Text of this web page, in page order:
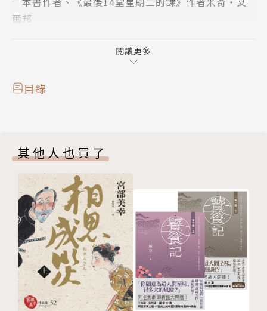
爾邦
《擁抱的溫度》故事背景設在美國密西根州的小鎮，描
述住在同一街區、四個家庭的生活。當前所未聞的新病
毒在美國蔓延開來，這個曾經友好的街坊開始出現裂
間掙扎；華裔美國夫妻突然受到了排擠。當中，有個特
象，也是危機解除的關鍵，他卻在某天突然消失無
蹤……
作者介紹
米奇‧艾爾邦（Mitch Albom）
國際知名的暢銷作家，被時代雜誌稱作「通俗文學界的
貝比‧魯斯」，每一出手，總能轟出全壘打。米奇的每
本著作都登上紐約時報暢銷排行榜，並有七本曾榮登第
閱讀更多
目錄
其他人也買了